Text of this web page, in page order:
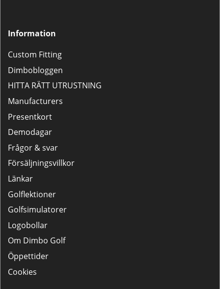
Information
Custom Fitting
Dimbobloggen
HITTA RÄTT UTRUSTNING
Manufacturers
Presentkort
Demodagar
Frågor & svar
Försäljningsvillkor
Länkar
Golflektioner
Golfsimulatorer
Logobollar
Om Dimbo Golf
Öppettider
Cookies